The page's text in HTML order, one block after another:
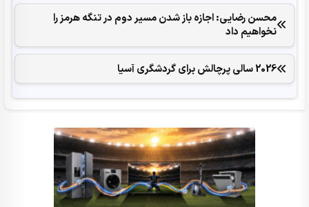
محسن رضایی: اجازه باز شدن مسیر دوم در تنگه هرمز را
نخواهیم داد
2026 سالی پرچالش برای گردشگری آسیا